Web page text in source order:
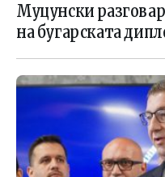
Муцунски
на бугарската